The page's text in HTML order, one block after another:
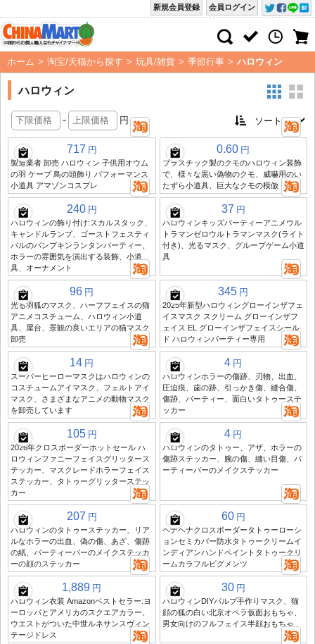
会員ログイン
新規会員登録
ホーム > 淘宝/天猫から探す > 玩具/雑貨 > 季節行事 > ハロウィン
ハロウィン
- 円
717 円
製造業者 卸売 ハロウィン 子供用オウム
の羽 ケープ 鳥の頭飾り パフォーマンス
小道具 アマゾンコスプレ
0.60 円
プラスチック製のクモのハロウィン装飾
で、様々な黒い偽物のクモ、威嚇用のい
たずら小道具、巨大なクモの模倣
240 円
ハロウィンの飾り付け:スカルスタック、
キャンドルランプ、ゴーストフェスティ
バルのパンプキンランタンパーティー、
ホラーの雰囲気を演出する装飾、小道
具、オーナメント
37 円
ハロウィンキッズパーティーアニメウル
トラマンゼロウルトラマンマスク(ライト
付き)、光るマスク、グループゲーム小道
具
96 円
光る羽狐のマスク、ハーフフェイスの猫
アニメコスチューム、ハロウィン小道
具、屋台、景観の良いエリアの猫マスク
卸売
345 円
2025年新型ハロウィングローインザフェ
イスマスク スクリーム グローインザフ
ェイス EL グローインザフェイスシール
ド ハロウィンパーティー専用
14 円
スーパーヒーローマスクはハロウィンの
コスチュームアイマスク、フェルトアイ
マスク、さまざまなアニメの動物マスク
を卸売しています
4 円
ハロウィンホラーの傷跡、刃物、出血、
圧迫痕、歯の跡、引っかき傷、縫合傷、
傷跡、パーティー、面白いタトゥーステ
ッカー
105 円
2026年クロスボーダーホットセール ハ
ロウィンファニーフェイスグリッタース
テッカー、マスクレードホラーフェイス
ステッカー、タトゥーグリッターステッ
カー
4 円
ハロウィンのタトゥー、アザ、ホラーの
傷跡ステッカー、腕の傷、縫い目傷、パ
ーティーバーのメイクステッカー
207 円
ハロウィンのタトゥーステッカー、リア
ルなホラーの出血、偽の傷、あざ、傷跡
の紙、パーティーバーのメイクステッカ
ーの顔のステッカー
60 円
ヘナヘナクロスボーダータトゥーローシ
ョンセミカバー防水タトゥークリームイ
ンディアンハンドペイントタトゥークリ
ームカラフルピグメンツ
1,889 円
ハロウィン衣装 Amazonベストセラー:ヨ
ーロッパとアメリカのスクエアカラー、
ウエストがついた中世ルネサンスヴィン
テージドレス
30 円
ハロウィンDIYパルプ手作りマスク、猫
顔の狐の白い北京オペラ仮面おもちゃ、
男女向けのフルフェイス半顔おもちゃ